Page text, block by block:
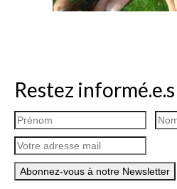
Restez informé.e.s